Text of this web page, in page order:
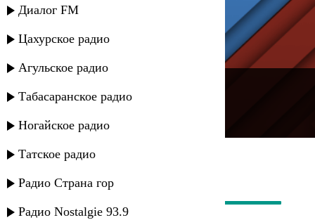
Диалог FM
Цахурское радио
Агульское радио
Табасаранское радио
Ногайское радио
Татское радио
Радио Страна гор
Радио Nostalgie 93.9
---
Русское радио